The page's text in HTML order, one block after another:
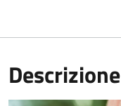
Descrizione